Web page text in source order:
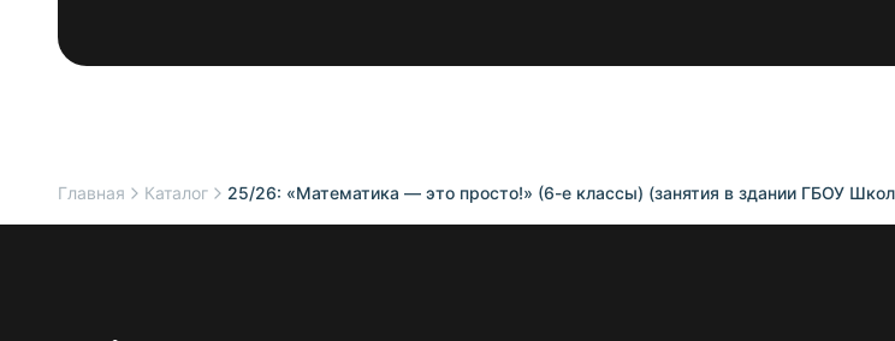
Главная Каталог 25/26: «Математика — это просто!» (6-е классы) (занятия в здании ГБОУ